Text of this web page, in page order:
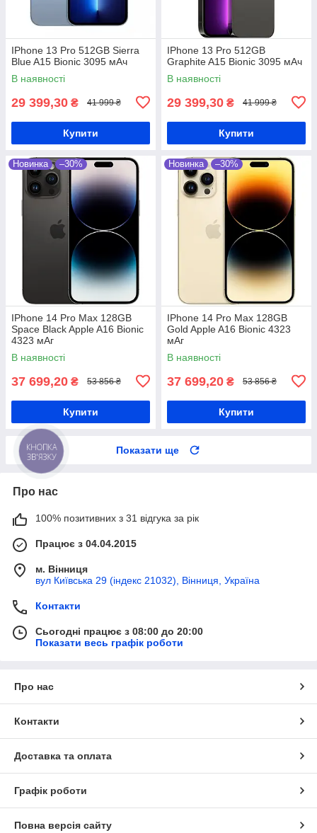
IPhone 13 Pro 512GB Sierra
Blue A15 Bionic 3095 мАч
В наявності
29 399,30 ₴ 41 999 ₴
Купити
IPhone 13 Pro 512GB
Graphite A15 Bionic 3095 мАч
В наявності
29 399,30 ₴ 41 999 ₴
Купити
Новинка –30%
IPhone 14 Pro Max 128GB
Space Black Apple A16 Bionic
4323 мАг
В наявності
37 699,20 ₴ 53 856 ₴
Купити
Новинка –30%
IPhone 14 Pro Max 128GB
Gold Apple A16 Bionic 4323
мАг
В наявності
37 699,20 ₴ 53 856 ₴
Купити
Показати ще
Про нас
100% позитивних з 31 відгука за рік
Працює з 04.04.2015
м. Вінниця
вул Київська 29 (індекс 21032), Вінниця, Україна
Контакти
Сьогодні працює з 08:00 до 20:00
Показати весь графік роботи
Про нас
Контакти
Доставка та оплата
Графік роботи
Повна версія сайту
КНОПКА
ЗВ'ЯЗКУ